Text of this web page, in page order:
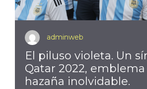
adminweb
El piluso violeta. Un
Qatar 2022,
hazaña inolvidable.